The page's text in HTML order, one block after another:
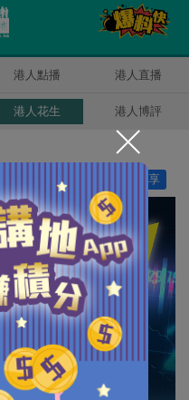
港人點播 港人直播
港人花生 港人博評
分享